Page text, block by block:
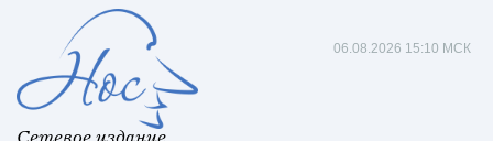
06.08.2026 15:10 МСК